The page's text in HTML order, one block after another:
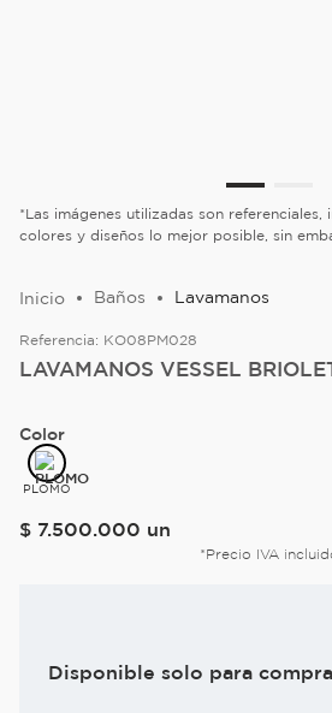
*Las imágenes utilizadas son referenciales,
colores y diseños lo mejor posible, sin
Baños Lavamanos
Referencia: KO08PM028
LAVAMANOS VESSEL
Color
PLOMO
$ 7.500.000 un
*Precio IVA
Disponible solo para